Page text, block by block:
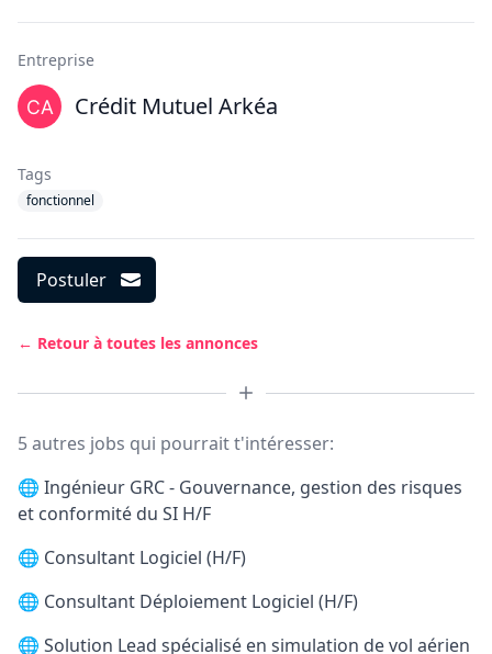
Entreprise
Crédit Mutuel Arkéa
Tags
fonctionnel
Postuler
← Retour à toutes les annonces
5 autres jobs qui pourrait t'intéresser:
🌐 Ingénieur GRC - Gouvernance, gestion des risques
et conformité du SI H/F
🌐 Consultant Logiciel (H/F)
🌐 Consultant Déploiement Logiciel (H/F)
🌐 Solution Lead spécialisé en simulation de vol aérien